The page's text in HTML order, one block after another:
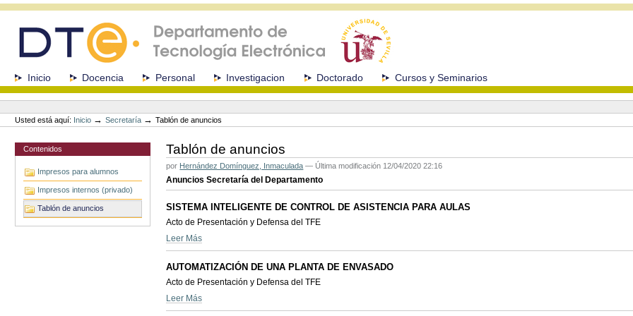
navegación
SeccionesInicio Docencia Personal Investigacion Doctorado Cursos y Seminarios
Herramientas
Personales
Usted está aquí: Inicio →Secretaría →Tablón de anuncios
Contenidos
Impresos para alumnos
Impresos internos (privado)
Tablón de anuncios
Tablón de anuncios
por Hernández Domínguez, Inmaculada — Última modificación 12/04/2020 22:16
Anuncios Secretaría del Departamento
SISTEMA INTELIGENTE DE CONTROL DE ASISTENCIA PARA AULAS
Acto de Presentación y Defensa del TFE
Leer Más
AUTOMATIZACIÓN DE UNA PLANTA DE ENVASADO
Acto de Presentación y Defensa del TFE
Leer Más